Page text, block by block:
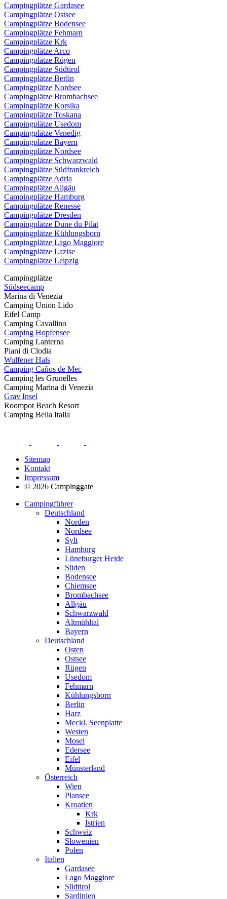
Campingplätze Gardasee
Campingplätze Ostsee
Campingplätze Bodensee
Campingplätze Fehmarn
Campingplätze Krk
Campingplätze Arco
Campingplätze Rügen
Campingplätze Südtirol
Campingplätze Berlin
Campingplätze Nordsee
Campingplätze Brombachsee
Campingplätze Korsika
Campingplätze Toskana
Campingplätze Usedom
Campingplätze Venedig
Campingplätze Bayern
Campingplätze Nordsee
Campingplätze Schwarzwald
Campingplätze Südfrankreich
Campingplätze Adria
Campingplätze Allgäu
Campingplätze Hamburg
Campingplätze Renesse
Campingplätze Dresden
Campingplätze Dune du Pilat
Campingplätze Kühlungsborn
Campingplätze Lago Maggiore
Campingplätze Lazise
Campingplätze Leipzig
Campingplätze
Südseecamp
Marina di Venezia
Camping Union Lido
Eifel Camp
Camping Cavallino
Camping Hopfensee
Camping Lanterna
Piani di Clodia
Wulfener Hals
Camping Caños de Mec
Camping les Grunelles
Camping Marina di Venezia
Grav Insel
Roompot Beach Resort
Camping Bella Italia
Sitemap
Kontakt
Impressum
© 2026 Campinggate
Campingführer
Deutschland
Norden
Nordsee
Sylt
Hamburg
Lüneburger Heide
Süden
Bodensee
Chiemsee
Brombachsee
Allgäu
Schwarzwald
Altmühltal
Bayern
Deutschland
Osten
Ostsee
Rügen
Usedom
Fehmarn
Kühlungsborn
Berlin
Harz
Meckl. Seenplatte
Westen
Mosel
Edersee
Eifel
Münsterland
Österreich
Wien
Plansee
Kroatien
Krk
Istrien
Schweiz
Slowenien
Polen
Italien
Gardasee
Lago Maggiore
Südtirol
Sardinien